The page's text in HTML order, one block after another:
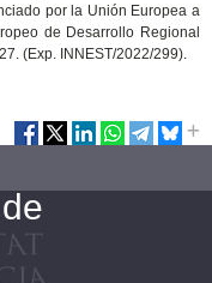
por la Unión Europea a
de Desarrollo Regional
(Exp. INNEST/2022/299).